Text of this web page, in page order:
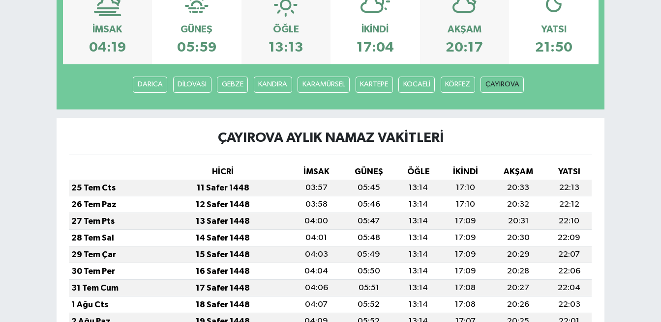
İMSAK
04:19
GÜNEŞ
05:59
ÖĞLE
13:13
İKINDI
17:04
AKŞAM
20:17
YATSI
21:50
DARICA DİLOVASI GEBZE KANDIRA KARAMÜRSEL KARTEPE KOCAELİ KÖRFEZ ÇAYIROVA
ÇAYIROVA AYLIK NAMAZ VAKITLERI
HİCRİ İMSAK GÜNEŞ ÖĞLE İKINDI AKŞAM
YATSI
25 Tem Cts
11 Safer 1448 03:57 05:45 13:14 17:10 20:33
22:13
26 Tem Paz
12 Safer 1448 03:58 05:46 13:14 17:10 20:32
22:12
27 Tem Pts
13 Safer 1448 04:00 05:47 13:14 17:09 20:31
22:10
28 Tem Sal
14 Safer 1448 04:01 05:48 13:14 17:09 20:30
22:09
29 Tem Çar
15 Safer 1448 04:03 05:49 13:14 17:09 20:29
22:07
30 Tem Per
16 Safer 1448 04:04 05:50 13:14 17:09 20:28
22:06
31 Tem Cum
17 Safer 1448 04:06 05:51 13:14 17:08 20:27
22:04
1 Ağu Cts
18 Safer 1448 04:07 05:52 13:14 17:08 20:26
22:03